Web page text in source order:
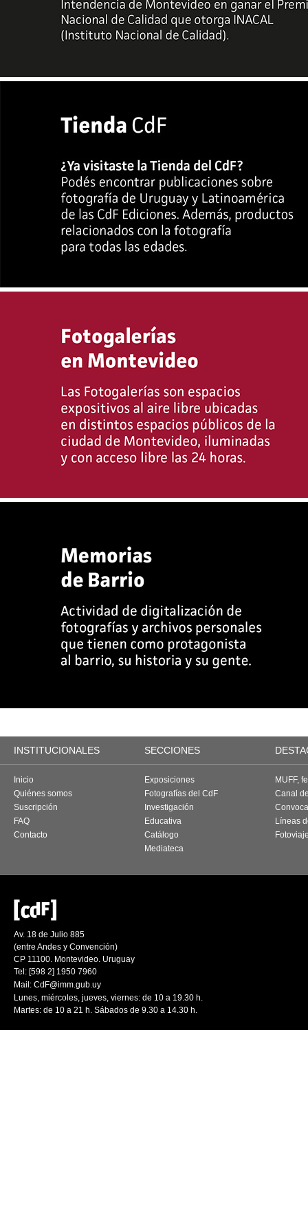
INSTITUCIONALES SECCIONES
Inicio
Quiénes somos
Suscripción
FAQ
Contacto
Exposiciones
Fotografías del CdF
Investigación
Educativa
Catálogo
Mediateca
MUFF,
Canal
Líneas
Av. 18 de Julio 885
(entre Andes y Convención)
CP 11100. Montevideo. Uruguay
Tel: [598 2] 1950 7960
Mail: CdF@imm.gub.uy
Lunes, miércoles, jueves, viernes: de 10 a 19.30 h.
Martes: de 10 a 21 h. Sábados de 9.30 a 14.30 h.